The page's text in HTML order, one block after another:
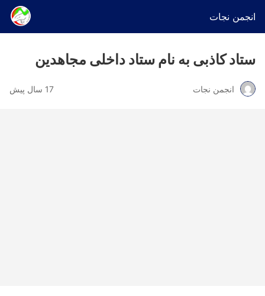
انجمن نجات
ستاد کاذبی به نام ستاد داخلی مجاهدین
انجمن نجات 17 سال پیش